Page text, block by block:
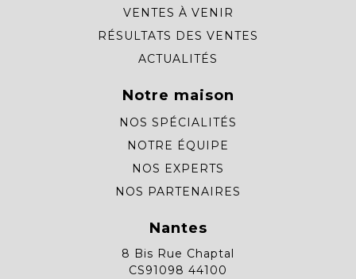
VENTES À VENIR
RÉSULTATS DES VENTES
ACTUALITÉS
Notre maison
NOS SPÉCIALITÉS
NOTRE ÉQUIPE
NOS EXPERTS
NOS PARTENAIRES
Nantes
8 Bis Rue Chaptal
CS91098 44100